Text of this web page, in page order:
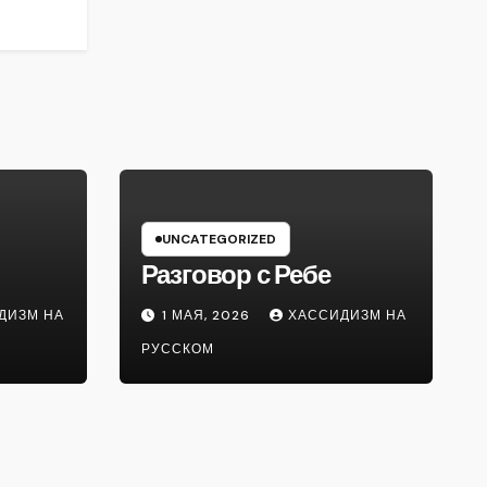
НА
UNCATEGORIZED
Разговор с Ребе
1 МАЯ, 2026
ХАССИДИЗМ НА
РУССКОМ